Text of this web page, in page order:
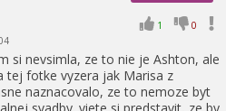
1 0
si nevsimla, ze to nie je Ashton, ale
tej fotke vyzera jak Marisa z
naznacovalo, ze to nemoze byt
svadby. viete si predstavit, ze by